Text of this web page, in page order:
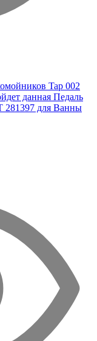
Tap 002
данная Педаль
281397 для Ванны